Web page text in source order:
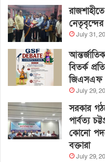
July 31,
বিতর্ক
জিএসএফ
July 29,
সরকার
পার্বত্য
কোনো
বক্তারা
July 29,